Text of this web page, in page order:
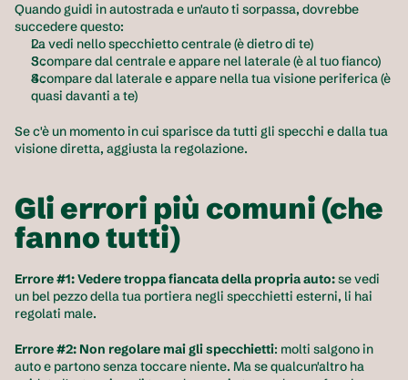
Quando guidi in autostrada e un'auto ti sorpassa, dovrebbe
succedere questo:
La vedi nello specchietto centrale (è dietro di te)
Scompare dal centrale e appare nel laterale (è al tuo fianco)
Scompare dal laterale e appare nella tua visione periferica (è
quasi davanti a te)
Se c'è un momento in cui sparisce da tutti gli specchi e dalla tua
visione diretta, aggiusta la regolazione.
Gli errori più comuni (che
fanno tutti)
Errore #1: Vedere troppa fiancata della propria auto: se vedi
un bel pezzo della tua portiera negli specchietti esterni, li hai
regolati male.
Errore #2: Non regolare mai gli specchietti: molti salgono in
auto e partono senza toccare niente. Ma se qualcun'altro ha